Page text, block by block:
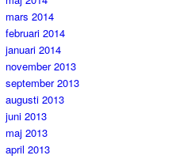
mars 2014
februari 2014
januari 2014
november 2013
september 2013
augusti 2013
juni 2013
maj 2013
april 2013